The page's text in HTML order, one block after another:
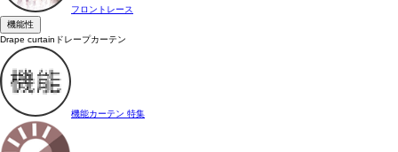
フロントレース
機能性
Drape curtain ドレープカーテン
機能カーテン 特集